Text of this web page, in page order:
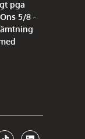
pga
5/8 -